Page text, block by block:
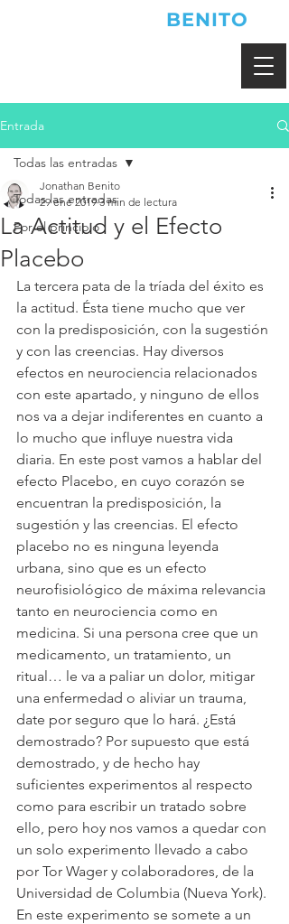
BENITO
Entrada
Todas las entradas
Por el principio
Todas las entradas
La Actitud y el Efecto
Placebo
Jonathan Benito
29 ene 2019 3 min de lectura
La tercera pata de la tríada del éxito es
la actitud. Ésta tiene mucho que ver
con la predisposición, con la sugestión
y con las creencias. Hay diversos
efectos en neurociencia relacionados
con este apartado, y ninguno de ellos
nos va a dejar indiferentes en cuanto a
lo mucho que influye nuestra vida
diaria. En este post vamos a hablar del
efecto Placebo, en cuyo corazón se
encuentran la predisposición, la
sugestión y las creencias. El efecto
placebo no es ninguna leyenda
urbana, sino que es un efecto
neurofisiológico de máxima relevancia
tanto en neurociencia como en
medicina. Si una persona cree que un
medicamento, un tratamiento, un
ritual… le va a paliar un dolor, mitigar
una enfermedad o aliviar un trauma,
date por seguro que lo hará. ¿Está
demostrado? Por supuesto que está
demostrado, y de hecho hay
suficientes experimentos al respecto
como para escribir un tratado sobre
ello, pero hoy nos vamos a quedar con
un solo experimento llevado a cabo
por Tor Wager y colaboradores, de la
Universidad de Columbia (Nueva York).
En este experimento se somete a un